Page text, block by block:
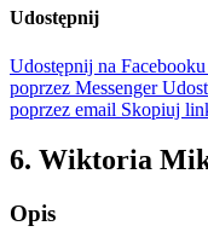
Udostępnij
Udostępnij na Facebooku
poprzez Messenger
poprzez email Skopiuj
6. Wiktoria
Opis